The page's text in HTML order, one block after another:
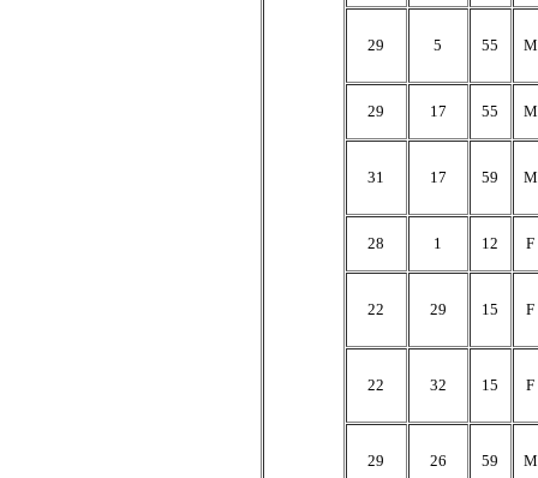
29 5 55 M
29 17 55 M
31 17 59 M
28 1 12 F
22 29 15 F
22 32 15 F
29 26 59 M